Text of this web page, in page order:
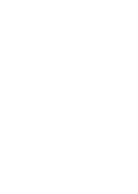
Geistes